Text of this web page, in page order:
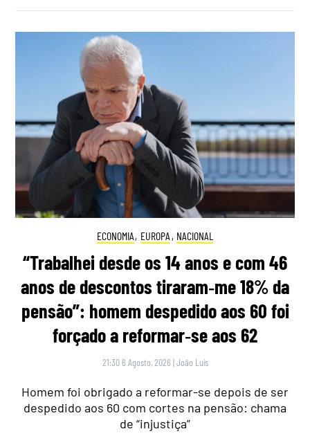
ECONOMIA, EUROPA , NACIONAL
“Trabalhei desde os 14 anos e com 46
anos de descontos tiraram‑me 18% da
pensão”: homem despedido aos 60 foi
forçado a reformar‑se aos 62
21:30 6 Agosto, 2026 |João Luís
Homem foi obrigado a reformar-se depois de ser
despedido aos 60 com cortes na pensão: chama
de “injustiça”